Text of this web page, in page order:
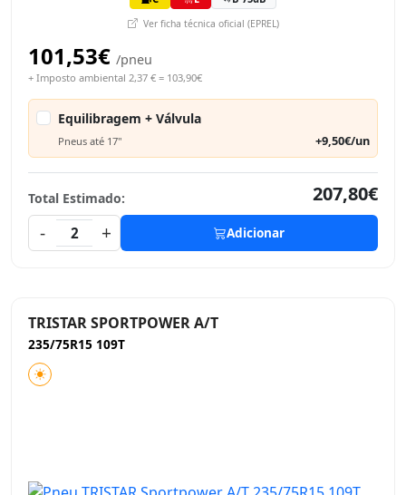
Ver ficha técnica oficial (EPREL)
101,53€ /pneu
+ Imposto ambiental 2,37 € = 103,90€
Equilibragem + Válvula
Pneus até 17" +9,50€/un
Total Estimado:
207,80€
-
2 + Adicionar
TRISTAR SPORTPOWER A/T
235/75R15 109T